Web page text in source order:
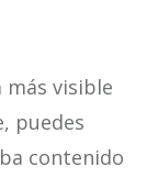
más visible
puedes
contenido